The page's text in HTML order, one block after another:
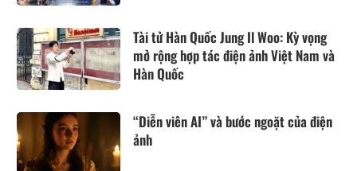
Tài tử Hàn Quốc Jung Il Woo: Kỳ vọng
mở rộng hợp tác điện ảnh Việt Nam và
Hàn Quốc
“Diễn viên AI” và bước ngoặt của điện
ảnh